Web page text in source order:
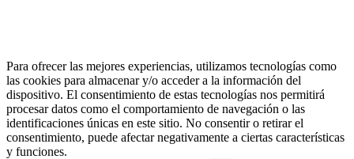
Para ofrecer las mejores experiencias, utilizamos tecnologías como
las cookies para almacenar y/o acceder a la información del
dispositivo. El consentimiento de estas tecnologías nos permitirá
procesar datos como el comportamiento de navegación o las
identificaciones únicas en este sitio. No consentir o retirar el
consentimiento, puede afectar negativamente a ciertas características
y funciones.